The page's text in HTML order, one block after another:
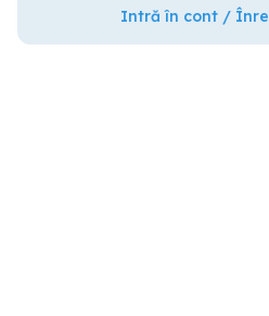
Intră în cont /